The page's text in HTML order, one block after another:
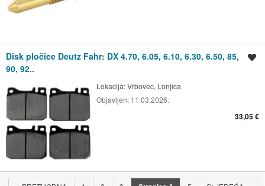
Disk pločice Deutz Fahr: DX 4.70, 6.05, 6.10, 6.30, 6.50, 85,
90, 92..
Lokacija:Vrbovec, Lonjica
Objavljen: 11.03.2026.
33,05 €